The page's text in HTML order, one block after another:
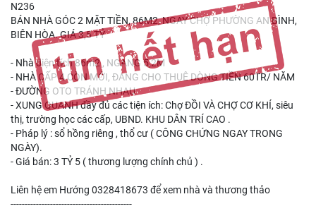
N236
BÁN NHÀ GÓC 2 MẶT TIỀN, 86M2, NGAY CHỢ PHƯỜNG AN BÌNH,
BIÊN HÒA. GIÁ 3,5 TỶ
- Nhà diện tích 86m2 , NGANG 5,2M
- NHÀ CẤP 4 CÒN MỚI, ĐANG CHO THUÊ DÒNG TIỀN 60TR/ NĂM
- ĐƯỜNG OTO TRÁNH NHAU
- XUNG QUANH đầy đủ các tiện ích: Chợ ĐỒI VÀ CHỢ CƠ KHÍ, siêu
thị, trường học các cấp, UBND. KHU DÂN TRÍ CAO .
- Pháp lý : sổ hồng riêng , thổ cư ( CÔNG CHỨNG NGAY TRONG
NGÀY).
- Giá bán: 3 TỶ 5 ( thương lượng chính chủ ) .
Liên hệ em Hướng 0328418673 để xem nhà và thương thảo
-------------------------------------------